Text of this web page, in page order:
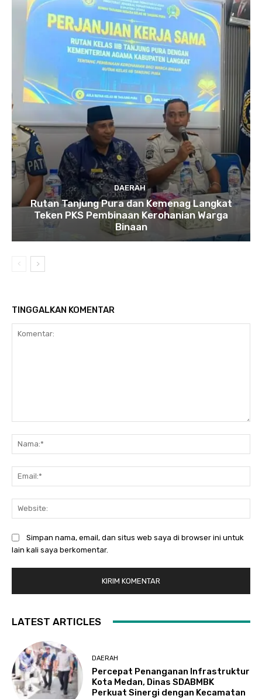
DAERAH
Rutan Tanjung Pura dan Kemenag Langkat
Teken PKS Pembinaan Kerohanian Warga
Binaan
TINGGALKAN KOMENTAR
Simpan nama, email, dan situs web saya di browser ini untuk
lain kali saya berkomentar.
LATEST ARTICLES
DAERAH
Percepat Penanganan Infrastruktur
Kota Medan, Dinas SDABMBK
Perkuat Sinergi dengan Kecamatan